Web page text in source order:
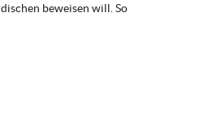
beweisen will. So